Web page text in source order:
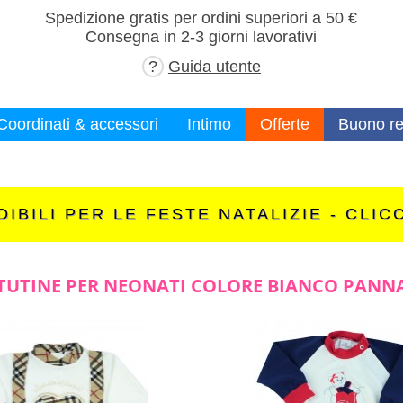
Spedizione gratis per ordini superiori a 50 €
Consegna in 2-3 giorni lavorativi
?
Guida utente
& accessori Intimo Offerte Buono
PER LE FESTE NATALIZIE -
PER NEONATI COLORE BIANCO
×